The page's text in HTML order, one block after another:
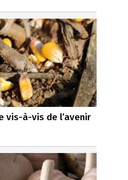
vis-à-vis de l’avenir